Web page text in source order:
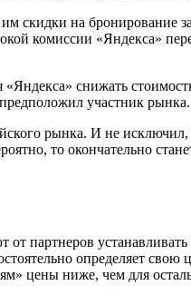
скидки на бронирование
комиссии «Яндекса»
снижать
участник рынка.
рынка. И не
то окончательно
партнеров
определяет
цены ниже, чем для